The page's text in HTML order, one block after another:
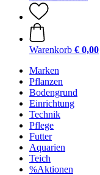
Warenkorb € 0,00
Marken
Pflanzen
Bodengrund
Einrichtung
Technik
Pflege
Futter
Aquarien
Teich
%Aktionen